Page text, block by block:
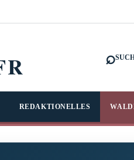
⌕
REDAKTIONELLES